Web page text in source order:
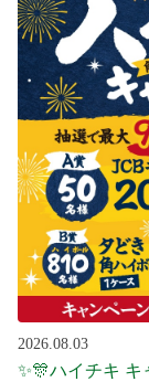
2026.08.03
✨🎊ハイチキ キ